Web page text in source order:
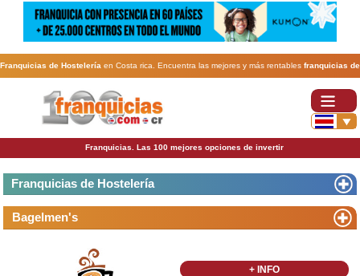
Franquicias de Hostelería en Costa rica. Encuentra las mejores y más rentables franquicias de
Hostelería . Abre tu negocio a través de una franquicia barata, rentable y segura.
Franquicias. Las 100 mejores opciones de invertir
Franquicias de Hostelería
Bagelmen's
+ INFO